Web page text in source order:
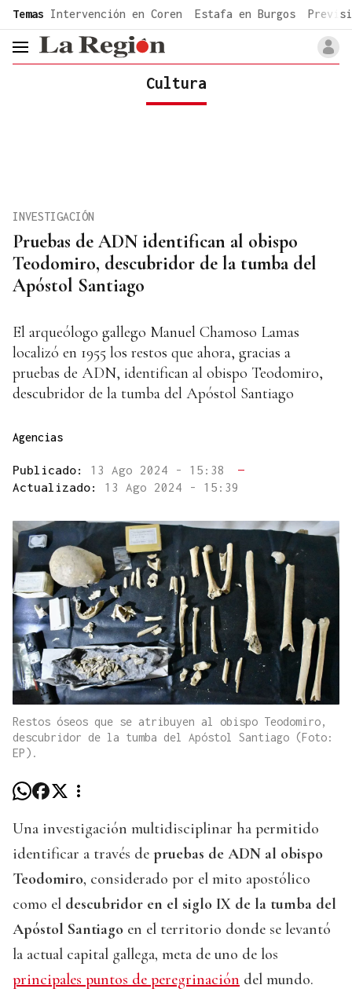
common.go-to-content
Temas Intervención en Coren Estafa en Burgos
header.menu.open
Cultura
Pruebas de ADN identifican al obispo
Teodomiro, descubridor de la tumba del
Apóstol Santiago
INVESTIGACIÓN
El arqueólogo gallego Manuel Chamoso Lamas
localizó en 1955 los restos que ahora, gracias a
pruebas de ADN, identifican al obispo Teodomiro,
descubridor de la tumba del Apóstol Santiago
Agencias
Publicado: 13 Ago 2024 - 15:38
—
Actualizado: 13 Ago 2024 - 15:39
Restos óseos que se atribuyen al obispo Teodomiro,
descubridor de la tumba del Apóstol Santiago (Foto:
EP).
Una investigación multidisciplinar ha permitido
identificar a través de pruebas de ADN al obispo
Teodomiro, considerado por el mito apostólico
como el descubridor en el siglo IX de la tumba del
Apóstol Santiago en el territorio donde se levantó
la actual capital gallega, meta de uno de los
principales puntos de peregrinación del mundo.